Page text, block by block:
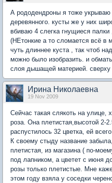
А рододендроны я тоже укрываю
деревянного. кусты же у них
вбиваю 4 слегка гнущиеся
(НЕтонкие а то сломается всё
чуть длиннее куста , так чтоб
можно было изобразить. и
слоя дышащей материей. сверху
Ирина Николаевна
19 Nov 2009
Сейчас такая слякоть на улице,
роза. Она плетистая,высотой 2-
распустилось 32 цветка, ей
К своему стыду название
плетистая, из магазина ( по-
под лапником, а цветет с июня
розы только плетистые. Мне
этом году взяла у соседки